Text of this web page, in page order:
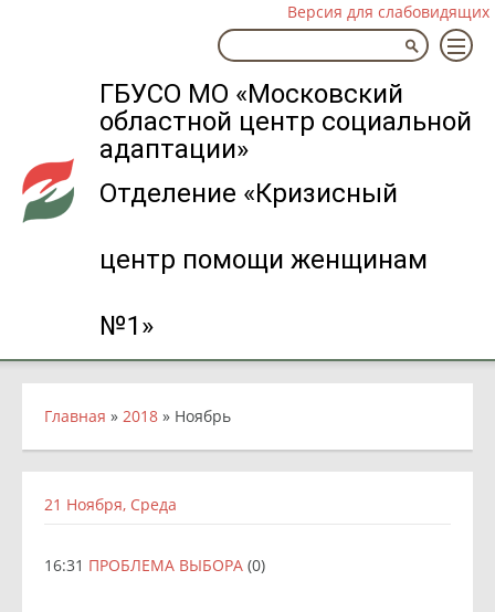
ГБУСО МО «Московский
областной центр социальной
адаптации»
Отделение «Кризисный
центр помощи женщинам
№1»
Версия для слабовидящих
Главная » 2018 » Ноябрь
21 Ноября, Среда
16:31 ПРОБЛЕМА ВЫБОРА (0)